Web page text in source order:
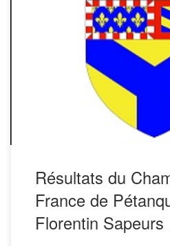
Les Champions de France 2023
DIMARCO- Patrick LOUBIC (du
Frédéric PAYSAN pour la
Album Résultats et Finales
26eme-CHAMPIONNAT-DE-
SAPEURSTélécharger Ce
participants qui viennent de
Résultats du
France de
Florentin